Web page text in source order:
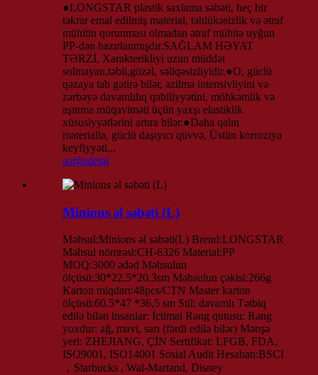
●LONGSTAR plastik saxlama səbəti, heç bir
təkrar emal edilmiş material, təhlükəsizlik və ətraf
mühitin qorunması olmadan ətraf mühitə uyğun
PP-dən hazırlanmışdır.SAĞLAM HƏYAT
TƏRZİ, Xarakterikliyi uzun müddət
solmayan,təbii,gözəl, səliqəsizliyidir.●O, güclü
qəzaya tab gətirə bilər, əzilmə intensivliyini və
zərbəyə davamlılıq qabiliyyətini, möhkəmlik və
aşınma müqaviməti üçün yaxşı elastiklik
xüsusiyyətlərini artıra bilər.●Daha qalın
materialla, güclü daşıyıcı qüvvə, Üstün korroziya
keyfiyyəti...
sorğudetal
Minions əl səbəti (L)
Məhsul:Minions əl səbəti(L) Brend:LONGSTAR
Məhsul nömrəsi:CH-6326 Material:PP
MOQ:3000 ədəd Məhsulun
ölçüsü:30*22.5*20.3sm Məhsulun çəkisi:266g
Karton miqdarı:48pcs/CTN Master karton
ölçüsü:60.5*47 *36,5 sm Stil: davamlı Tətbiq
edilə bilən insanlar: İctimai Rəng qutusu: Rəng
yoxdur: ağ, mavi, sarı (fərdi edilə bilər) Mənşə
yeri: ZHEJIANG, ÇİN Sertifikat: LFGB, FDA,
ISO9001, ISO14001 Sosial Audit Hesabatı:BSCI
，Starbucks , Wal-Martand, Disney